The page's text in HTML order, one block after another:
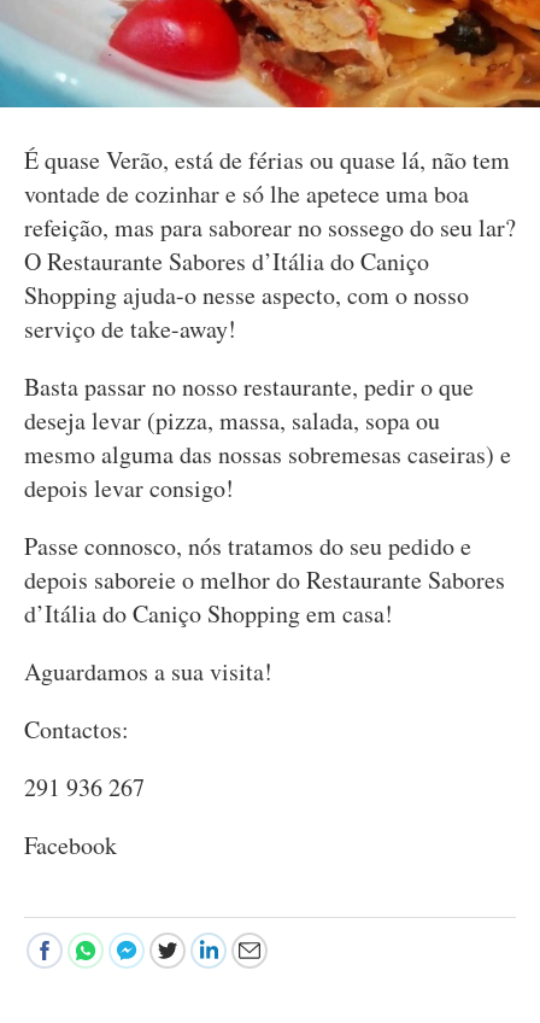
É quase Verão, está de férias ou quase lá, não tem
vontade de cozinhar e só lhe apetece uma boa
refeição, mas para saborear no sossego do seu lar?
O Restaurante Sabores d’Itália do Caniço
Shopping ajuda-o nesse aspecto, com o nosso
serviço de take-away!
Basta passar no nosso restaurante, pedir o que
deseja levar (pizza, massa, salada, sopa ou
mesmo alguma das nossas sobremesas caseiras) e
depois levar consigo!
Passe connosco, nós tratamos do seu pedido e
depois saboreie o melhor do Restaurante Sabores
d’Itália do Caniço Shopping em casa!
Aguardamos a sua visita!
Contactos:
291 936 267
Facebook